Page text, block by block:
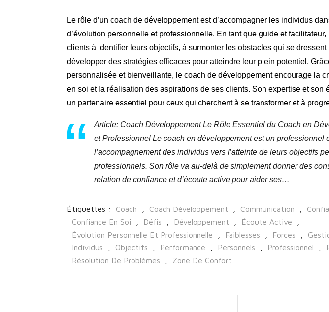
Le rôle d’un coach de développement est d’accompagner les individus
d’évolution personnelle et professionnelle. En tant que guide et
clients à identifier leurs objectifs, à surmonter les obstacles qui se dressent
développer des stratégies efficaces pour atteindre leur plein potentiel.
personnalisée et bienveillante, le coach de développement encourage la
en soi et la réalisation des aspirations de ses clients. Son expertise et son
un partenaire essentiel pour ceux qui cherchent à se transformer et à
Article: Coach Développement Le Rôle Essentiel du Coach en
et Professionnel Le coach en développement est un professionnel
l’accompagnement des individus vers l’atteinte de leurs objectifs
professionnels. Son rôle va au-delà de simplement donner des
relation de confiance et d’écoute active pour aider ses…
Étiquettes : Coach Coach Développement Communication
Confiance En Soi
Défis Développement Écoute Active
Évolution Personnelle Et Professionnelle
Faiblesses Forces
Individus
Objectifs Performance Personnels Professionnel
Résolution De Problèmes
Zone De Confort